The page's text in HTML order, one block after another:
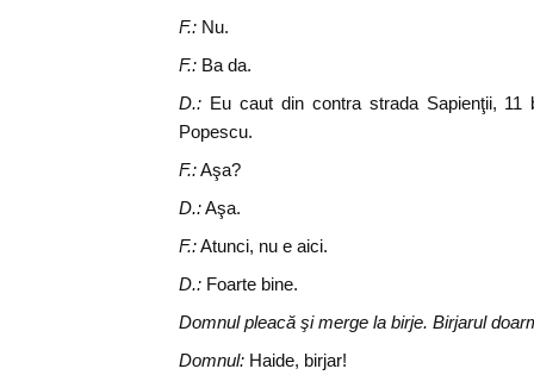
F.: Nu.
F.: Ba da.
D.: Eu caut din contra strada Sapienţii, 11
Popescu.
F.:Aşa?
D.:Aşa.
F.:Atunci, nu e aici.
D.: Foarte bine.
Domnul pleacă şi merge la birje. Birjarul
Domnul: Haide, birjar!